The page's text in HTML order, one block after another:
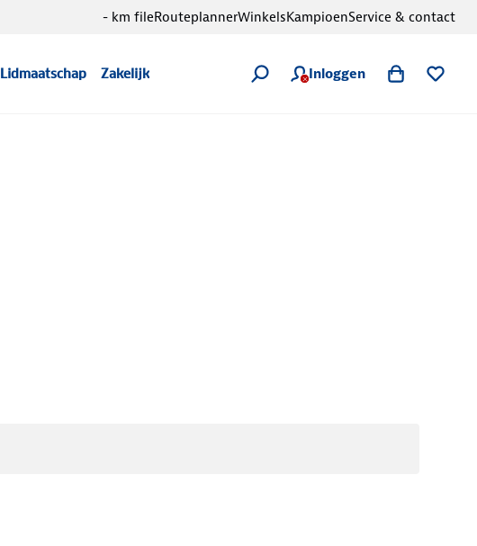
Lidmaatschap Zakelijk Inloggen
- km fileRouteplannerWinkelsKampioenService & contact